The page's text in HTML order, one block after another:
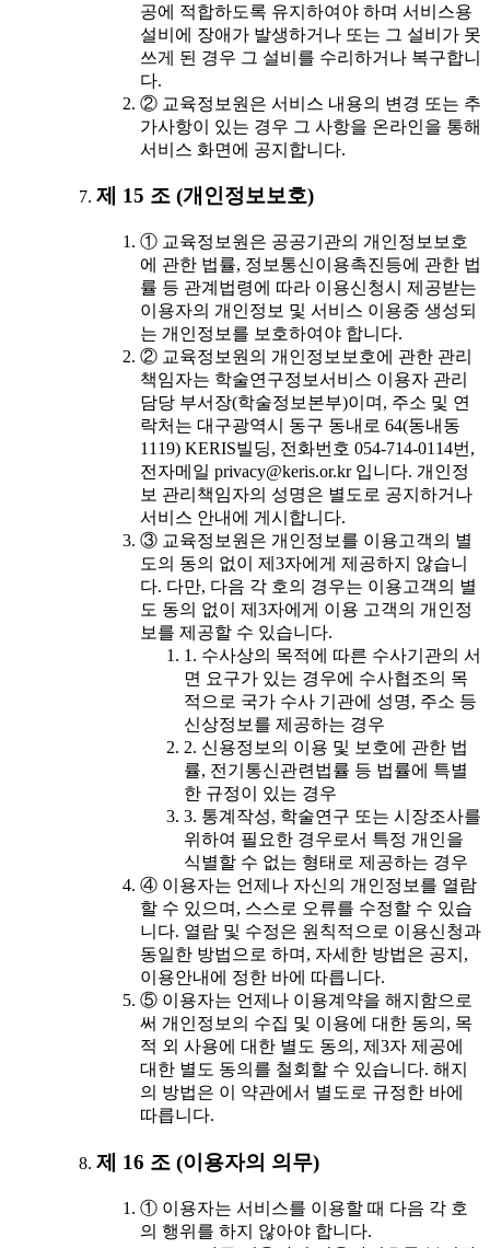
공에 적합하도록 유지하여야 하며 서비스용
설비에 장애가 발생하거나 또는 그 설비가 못
쓰게 된 경우 그 설비를 수리하거나 복구합니
다.
② 교육정보원은 서비스 내용의 변경 또는 추
가사항이 있는 경우 그 사항을 온라인을 통해
서비스 화면에 공지합니다.
제 15 조 (개인정보보호)
① 교육정보원은 공공기관의 개인정보보호
에 관한 법률, 정보통신이용촉진등에 관한 법
률 등 관계법령에 따라 이용신청시 제공받는
이용자의 개인정보 및 서비스 이용중 생성되
는 개인정보를 보호하여야 합니다.
② 교육정보원의 개인정보보호에 관한 관리
책임자는 학술연구정보서비스 이용자 관리
담당 부서장(학술정보본부)이며, 주소 및 연
락처는 대구광역시 동구 동내로 64(동내동
1119) KERIS빌딩, 전화번호 054-714-0114번,
전자메일 privacy@keris.or.kr 입니다. 개인정
보 관리책임자의 성명은 별도로 공지하거나
서비스 안내에 게시합니다.
③ 교육정보원은 개인정보를 이용고객의 별
도의 동의 없이 제3자에게 제공하지 않습니
다. 다만, 다음 각 호의 경우는 이용고객의 별
도 동의 없이 제3자에게 이용 고객의 개인정
보를 제공할 수 있습니다.
1. 수사상의 목적에 따른 수사기관의 서
면 요구가 있는 경우에 수사협조의 목
적으로 국가 수사 기관에 성명, 주소 등
신상정보를 제공하는 경우
2. 신용정보의 이용 및 보호에 관한 법
률, 전기통신관련법률 등 법률에 특별
한 규정이 있는 경우
3. 통계작성, 학술연구 또는 시장조사를
위하여 필요한 경우로서 특정 개인을
식별할 수 없는 형태로 제공하는 경우
④ 이용자는 언제나 자신의 개인정보를 열람
할 수 있으며, 스스로 오류를 수정할 수 있습
니다. 열람 및 수정은 원칙적으로 이용신청과
동일한 방법으로 하며, 자세한 방법은 공지,
이용안내에 정한 바에 따릅니다.
⑤ 이용자는 언제나 이용계약을 해지함으로
써 개인정보의 수집 및 이용에 대한 동의, 목
적 외 사용에 대한 별도 동의, 제3자 제공에
대한 별도 동의를 철회할 수 있습니다. 해지
의 방법은 이 약관에서 별도로 규정한 바에
따릅니다.
제 16 조 (이용자의 의무)
① 이용자는 서비스를 이용할 때 다음 각 호
의 행위를 하지 않아야 합니다.